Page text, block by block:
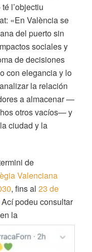
l’objectiu
«En València se
del puerto sin
sociales y
de decisiones
con elegancia y lo
la relación
a almacenar —
otros vacíos— y
ciudad y la
de
Valenciana
, fins al23 de
Ací podeu consultar
la